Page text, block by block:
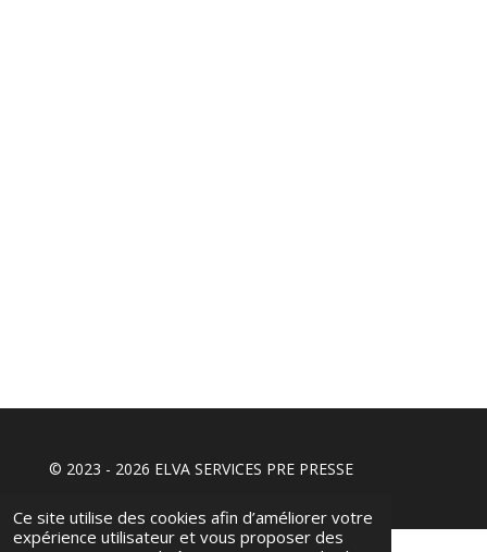
Ce site utilise des cookies afin d’améliorer votre
expérience utilisateur et vous proposer des
© 2023 - 2026 ELVA SERVICES PRE PRESSE